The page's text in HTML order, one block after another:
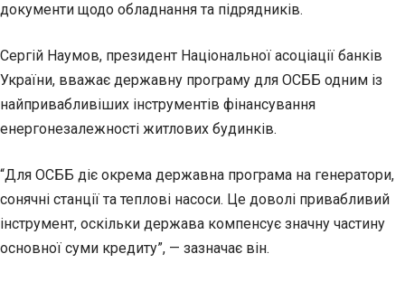
документи щодо обладнання та підрядників.
Сергій Наумов, президент Національної асоціації банків
України, вважає державну програму для ОСББ одним із
найпривабливіших інструментів фінансування
енергонезалежності житлових будинків.
“Для ОСББ діє окрема державна програма на генератори,
сонячні станції та теплові насоси. Це доволі привабливий
інструмент, оскільки держава компенсує значну частину
основної суми кредиту”, — зазначає він.